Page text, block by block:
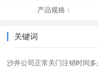
产品规格：
关键词
沙井公司正常关门注销时间多